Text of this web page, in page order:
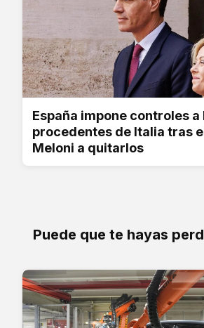
España impone controles
procedentes de Italia tras
Meloni a quitarlos
Puede que te hayas